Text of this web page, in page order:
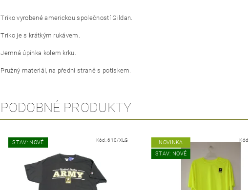
Triko vyrobené americkou společností Gildan.
Triko je s krátkým rukávem.
Jemná úpínka kolem krku.
Pružný materiál, na přední straně s potiskem.
PODOBNÉ PRODUKTY
STAV: NOVÉ Kód:610/XLG
NOVINKA
STAV: NOVÉ